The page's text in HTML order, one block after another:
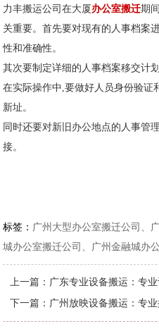
力丰搬运公司在大厦办公室搬迁期
关重要。首先要对现有的人事档案
性和准确性。
其次要制定详细的人事档案移交计
在实际操作中,要做好人员身份验证
新址。
同时还要对新旧办公地点的人事管
接。
标签： 广州大型办公室搬迁公司、
城办公室搬迁公司、广州金融城办
上一篇： 广东专业设备搬运：专
下一篇： 广州放映设备搬运：专